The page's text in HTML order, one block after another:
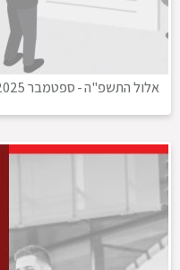
אלול התשפ"ה-ספטמבר 2025